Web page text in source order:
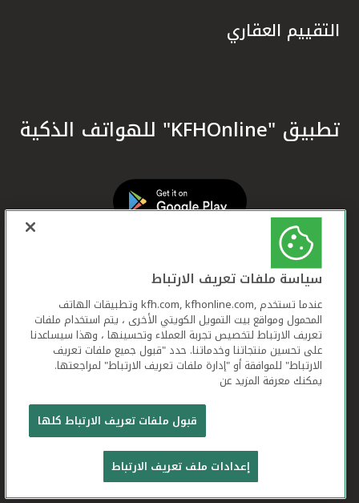
تواصل معنا
التقييم العقاري
تطبيق "KFHOnline" للهواتف الذكية
بيت التمويل الكويتي جميع الحقوق محفوظة © 2026
شروط وأحكام استخدام الموقع الإلكتروني
تعريف الارتباط بيان الخصوصية
سياسة ملفات تعريف الارتباط
عندما تستخدم ,kfh.com, kfhonline.com وتطبيقات الهاتف
المحمول ومواقع بيت التمويل الكويتي الأخرى ، يتم استخدام ملفات
تعريف الارتباط لتخصيص تجربة العملاء وتحسينها ، وهذا سيساعدنا
على تحسين منتجاتنا وخدماتنا. حدد "قبول جميع ملفات تعريف
الارتباط" للموافقة أو "إدارة ملفات تعريف الارتباط" لمراجعتها.
يمكنك معرفة المزيد عن
قبول ملفات تعريف الارتباط كلها
إعدادات ملف تعريف الارتباط